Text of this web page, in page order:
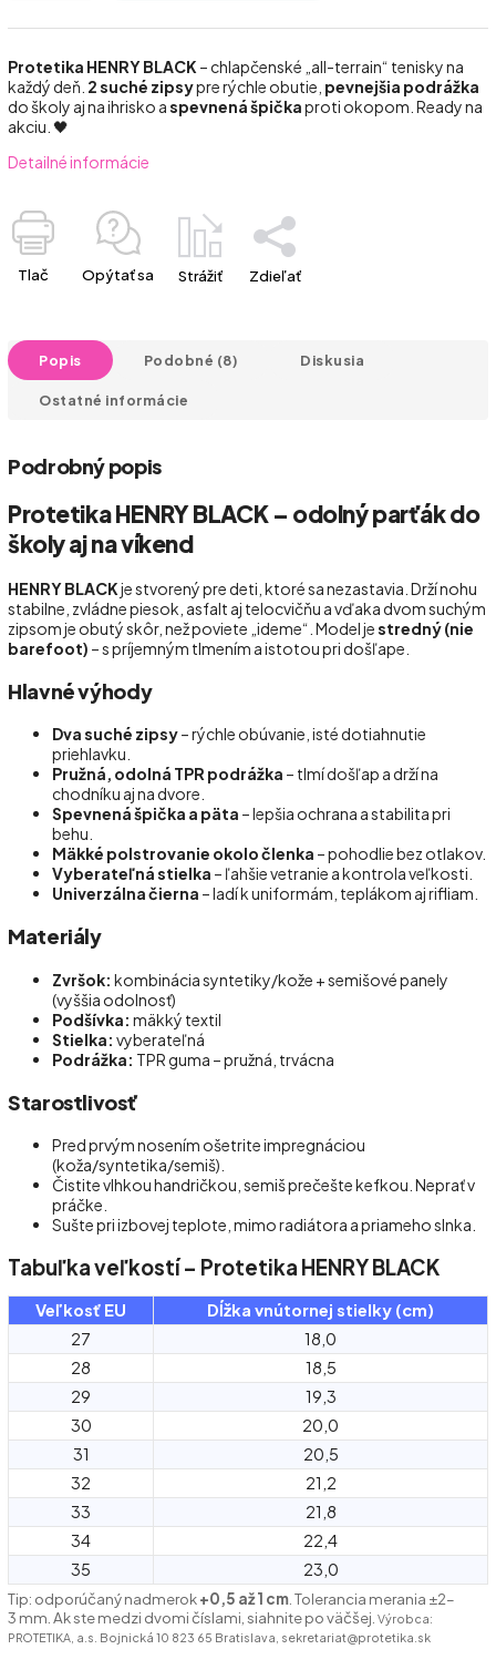
Protetika HENRY BLACK – chlapčenské „all-terrain“ tenisky na
každý deň. 2 suché zipsypre rýchle obutie, pevnejšia podrážka
do školy aj na ihrisko aspevnená špičkaproti okopom. Ready na
akciu. 🖤
Detailné informácie
Tlač Opýtať sa Strážiť Zdieľať
Popis Podobné (8) Diskusia
Ostatné informácie
Podrobný popis
Protetika HENRY BLACK – odolný parťák do
školy aj na víkend
HENRY BLACKje stvorený pre deti, ktoré sa nezastavia. Drží nohu
stabilne, zvládne piesok, asfalt aj telocvičňu a vďaka dvom suchým
zipsom je obutý skôr, než poviete „ideme“. Model jestredný (nie
barefoot) – s príjemným tlmením a istotou pri došľape.
Hlavné výhody
Dva suché zipsy– rýchle obúvanie, isté dotiahnutie
priehlavku.
Pružná, odolná TPR podrážka – tlmí došľap a drží na
chodníku aj na dvore.
Spevnená špička a päta – lepšia ochrana a stabilita pri
behu.
Mäkké polstrovanie okolo členka – pohodlie bez otlakov.
Vyberateľná stielka – ľahšie vetranie a kontrola veľkosti.
Univerzálna čierna – ladí k uniformám, teplákom aj rifliam.
Materiály
Zvršok: kombinácia syntetiky/kože + semišové panely
(vyššia odolnosť)
Podšívka: mäkký textil
Stielka: vyberateľná
Podrážka: TPR guma – pružná, trvácna
Starostlivosť
Pred prvým nosením ošetrite impregnáciou
(koža/syntetika/semiš).
Čistite vlhkou handričkou, semiš prečešte kefkou. Neprať v
práčke.
Sušte pri izbovej teplote, mimo radiátora a priameho slnka.
Tabuľka veľkostí – Protetika HENRY BLACK
Veľkosť EU
Dĺžka vnútornej stielky (cm)
27
18,0
28
18,5
29
19,3
30
20,0
31
20,5
32
21,2
33
21,8
34
22,4
35
23,0
Tip: odporúčaný nadmerok+0,5 až 1 cm . Tolerancia merania ±2–
3 mm. Ak ste medzi dvomi číslami, siahnite po väčšej. Výrobca:
PROTETIKA, a.s. Bojnická 10 823 65 Bratislava, sekretariat@protetika.sk